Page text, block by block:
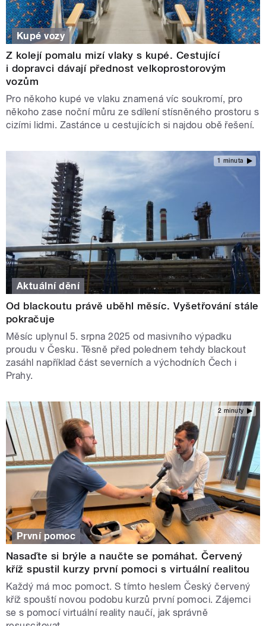
Kupé vozy
Z kolejí pomalu mizí vlaky s kupé. Cestující
i dopravci dávají přednost velkoprostorovým
vozům
Pro někoho kupé ve vlaku znamená víc soukromí, pro
někoho zase noční můru ze sdílení stísněného prostoru s
cizími lidmi. Zastánce u cestujících si najdou obě řešení.
1 minuta
Aktuální dění
Od blackoutu právě uběhl měsíc. Vyšetřování stále
pokračuje
Měsíc uplynul 5. srpna 2025 od masivního výpadku
proudu v Česku. Těsně před polednem tehdy blackout
zasáhl například část severních a východních Čech i
Prahy.
2 minuty
První pomoc
Nasaďte si brýle a naučte se pomáhat. Červený
kříž spustil kurzy první pomoci s virtuální realitou
Každý má moc pomoct. S tímto heslem Český červený
kříž spouští novou podobu kurzů první pomoci. Zájemci
se s pomocí virtuální reality naučí, jak správně